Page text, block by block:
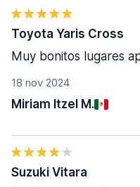
18 nov 2024
Miriam Itzel M.
Toyota Yaris Cross
Muy bonitos lugares
Suzuki Vitara